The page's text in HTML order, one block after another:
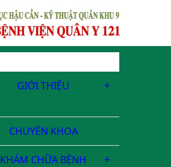
GIỚI THIỆU
CHUYÊN KHOA
KHÁM CHỮA BỆNH